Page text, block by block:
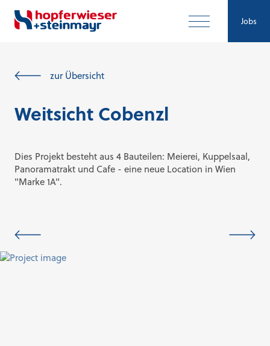
Jobs
zur Übersicht
Weitsicht Cobenzl
Dies Projekt besteht aus 4 Bauteilen: Meierei, Kuppelsaal,
Panoramatrakt und Cafe - eine neue Location in Wien
"Marke 1A".